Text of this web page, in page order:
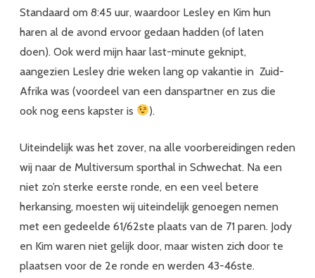
Standaard om 8:45 uur, waardoor Lesley en Kim hun
haren al de avond ervoor gedaan hadden (of laten
doen). Ook werd mijn haar last-minute geknipt,
aangezien Lesley drie weken lang op vakantie in Zuid-
Afrika was (voordeel van een danspartner en zus die
ook nog eens kapster is
).
Uiteindelijk was het zover, na alle voorbereidingen reden
wij naar de Multiversum sporthal in Schwechat. Na een
niet zo’n sterke eerste ronde, en een veel betere
herkansing, moesten wij uiteindelijk genoegen nemen
met een gedeelde 61/62ste plaats van de 71 paren. Jody
en Kim waren niet gelijk door, maar wisten zich door te
plaatsen voor de 2e ronde en werden 43-46ste.